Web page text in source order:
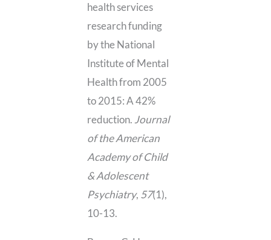
health services
research funding
by the National
Institute of Mental
Health from 2005
to 2015: A 42%
reduction. Journal
of the American
Academy of Child
& Adolescent
Psychiatry, 57(1),
10-13.